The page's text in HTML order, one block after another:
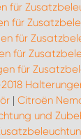
für
für
für
für
für
| Citroën
und